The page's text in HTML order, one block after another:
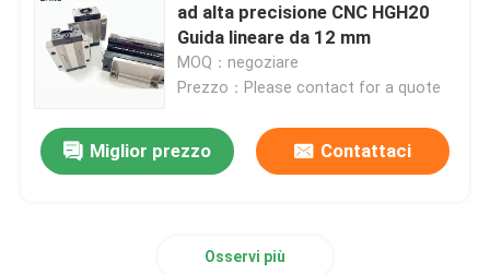
notizie
Tutti i casi
ad alta precisione CNC HGH20
Guida lineare da 12 mm
MOQ：negoziare
Prezzo：Please contact for a quote
Miglior prezzo Contattaci
Osservi più